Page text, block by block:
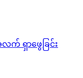
လက် ရှာဖွေခြင်း